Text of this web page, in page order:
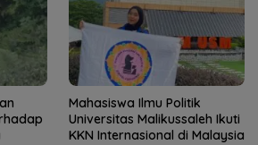
Mahasiswa Ilmu Politik
Universitas Malikussaleh Ikuti
KKN Internasional di Malaysia